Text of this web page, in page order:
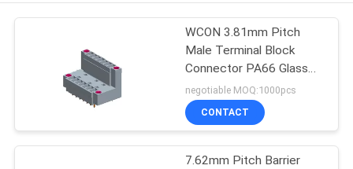
PRODUK
TENTANG
TUR
WCON 3.81mm Pitch
Male Terminal Block
Connector PA66 Glass
Fiber Green matte SN
berlapis L = 12.6 / 27.9
negotiable MOQ:1000pcs
CONTACT
7.62mm Pitch Barrier